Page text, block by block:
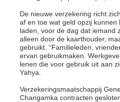
De nieuwe verzekering richt
af en toe wat geld opzij
laden, voor de dag dat iemand
alleen door de kaarthouder,
gebruikt. “Familieleden,
ervan gebruikmaken.
lenen die voor gebruik uit aan
Yahya.
Verzekeringsmaatschappij
Changamka contracten